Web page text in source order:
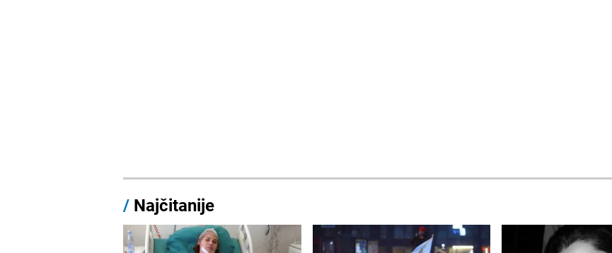
/ Najčitanije